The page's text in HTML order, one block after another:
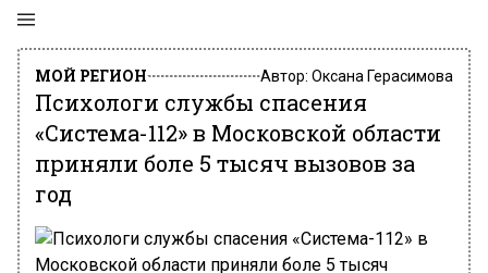
МОЙ РЕГИОН Автор: Оксана Герасимова
Психологи службы спасения
«Система-112» в Московской области
приняли боле 5 тысяч вызовов за
год